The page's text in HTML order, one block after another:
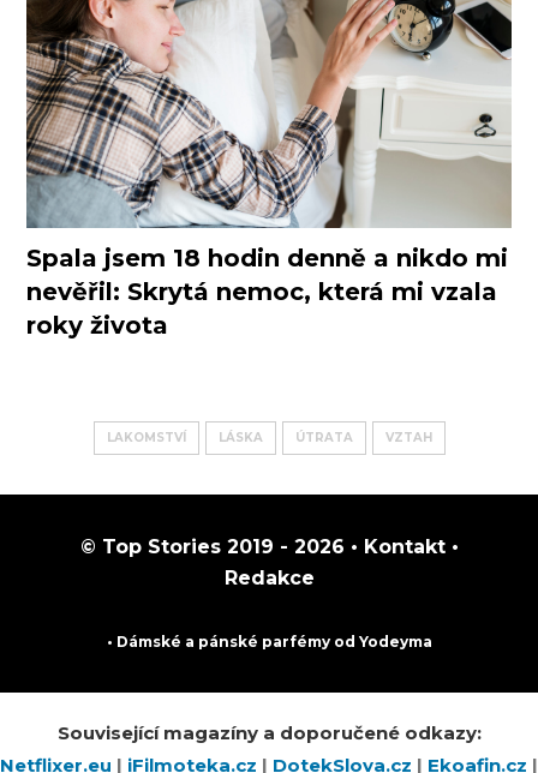
Spala jsem 18 hodin denně a nikdo mi
nevěřil: Skrytá nemoc, která mi vzala
roky života
LAKOMSTVÍ LÁSKA ÚTRATA VZTAH
© Top Stories 2019 - 2026 • Kontakt•
Redakce
• Dámské a pánské parfémyod Yodeyma
Související magazíny a doporučené odkazy:
Netflixer.eu | iFilmoteka.cz | DotekSlova.cz | Ekoafin.cz |